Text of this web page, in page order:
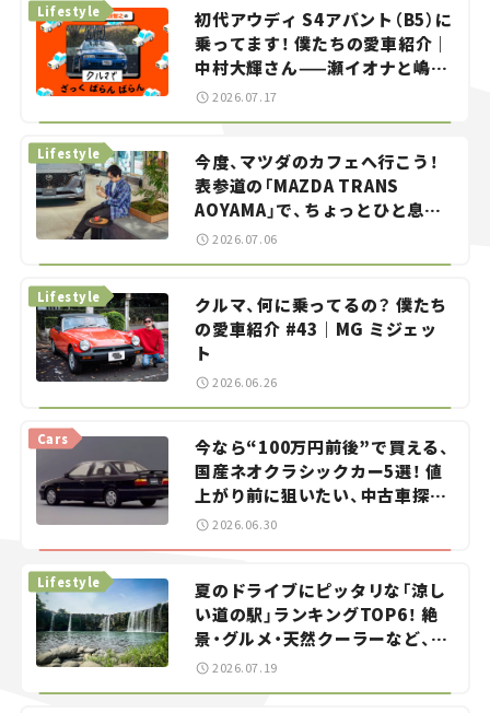
初代アウディ S4アバント（B5）に
乗ってます！ 僕たちの愛車紹介｜
中村大輝さん——瀬イオナと嶋田
智之の「クルマでざっくばらんば
Lifestyle
2026.07.17
今度、マツダのカフェへ行こう！
表参道の「MAZDA TRANS
AOYAMA」で、ちょっとひと息。
——連載｜CCGとクルマでどうす
Lifestyle
2026.07.06
クルマ、何に乗ってるの？ 僕たち
の愛車紹介 #43｜MG ミジェッ
ト
Lifestyle
2026.06.26
今なら“100万円前後”で買える、
国産ネオクラシックカー5選！ 値
上がり前に狙いたい、中古車探し
をお手伝い――ちょっとイケてるマ
Cars
2026.06.30
夏のドライブにピッタリな「涼し
い道の駅」ランキングTOP6！ 絶
景・グルメ・天然クーラーなど、避
暑におすすめのスポットを紹介
Lifestyle
2026.07.19